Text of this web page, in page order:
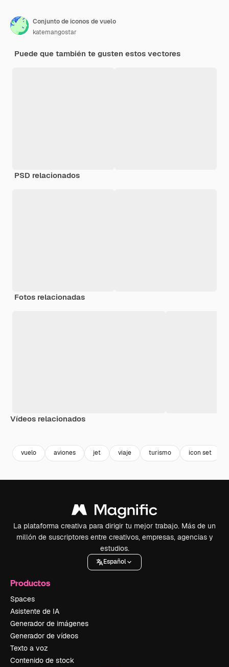
Conjunto de iconos de vuelo
katemangostar
Puede que también te gusten estos vectores
PSD relacionados
Fotos relacionadas
Vídeos relacionados
vuelo aviones jet viaje turismo icon set
La plataforma creativa para dirigir tu mejor trabajo. Más de un
millón de suscriptores entre creativos, empresas, agencias y
estudios.
Español
Productos
Spaces
Asistente de IA
Generador de imágenes
Generador de vídeos
Texto a voz
Contenido de stock